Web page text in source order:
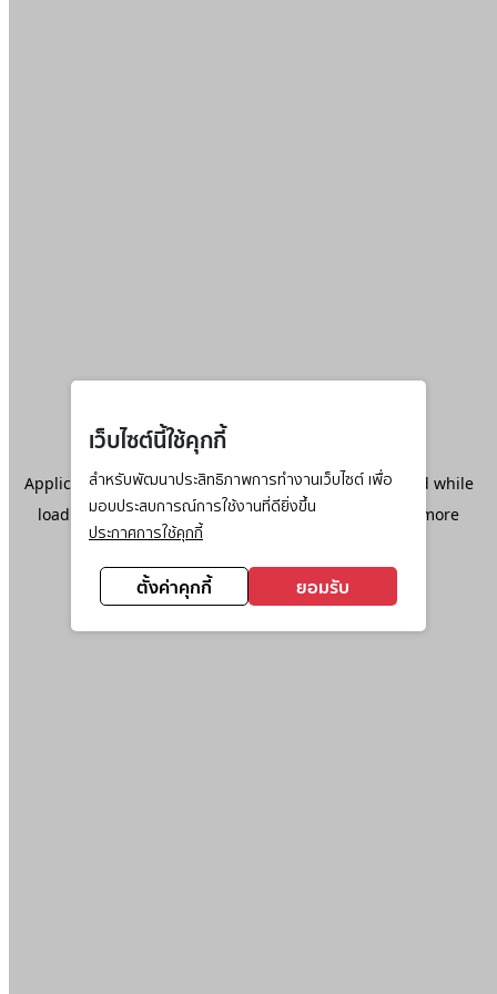
เว็บไซต์นี้ใช้คุกกี้
สำหรับพัฒนาประสิทธิภาพการทำงานเว็บไซต์ เพื่อ
มอบประสบการณ์การใช้งานที่ดียิ่งขึ้น
ประกาศการใช้คุกกี้
ตั้งค่าคุกกี้ ยอมรับ
Application error: aclient-side exception has occurred while
loadingwww.ktc.co.th(see the browser console
for more
information).